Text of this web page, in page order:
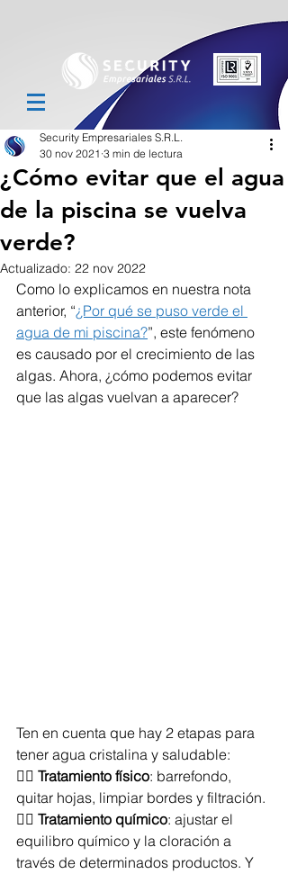
¿Cómo evitar que el agua
de la piscina se vuelva
verde?
Security Empresariales S.R.L.
30 nov 2021 3 min de lectura
Actualizado: 22 nov 2022
Como lo explicamos en nuestra nota
anterior, “¿Por qué se puso verde el
agua de mi piscina?”, este fenómeno
es causado por el crecimiento de las
algas. Ahora, ¿cómo podemos evitar
que las algas vuelvan a aparecer?
Ten en cuenta que hay 2 etapas para
tener agua cristalina y saludable:
👉🏻 Tratamiento físico: barrefondo,
quitar hojas, limpiar bordes y filtración.
👉🏻 Tratamiento químico: ajustar el
equilibro químico y la cloración a
través de determinados productos. Y